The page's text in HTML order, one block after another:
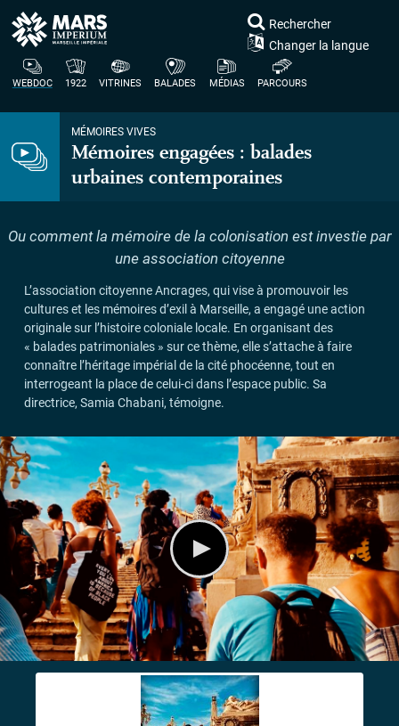
WEBDOC 1922 VITRINES BALADES MÉDIAS PARCOURS
Rechercher
Changer la langue
MÉMOIRES VIVES
Mémoires engagées : balades
urbaines contemporaines
Ou comment la mémoire de la colonisation est investie par
une association citoyenne
L’association citoyenne Ancrages, qui vise à promouvoir les
cultures et les mémoires d’exil à Marseille, a engagé une action
originale sur l’histoire coloniale locale. En organisant des
« balades patrimoniales » sur ce thème, elle s’attache à faire
connaître l’héritage impérial de la cité phocéenne, tout en
interrogeant la place de celui-ci dans l’espace public. Sa
directrice, Samia Chabani, témoigne.